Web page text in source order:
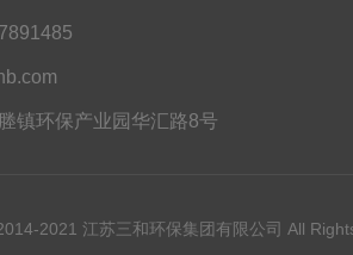
镇环保产业园华汇路8号
2021 江苏三和环保集团有限公司 All